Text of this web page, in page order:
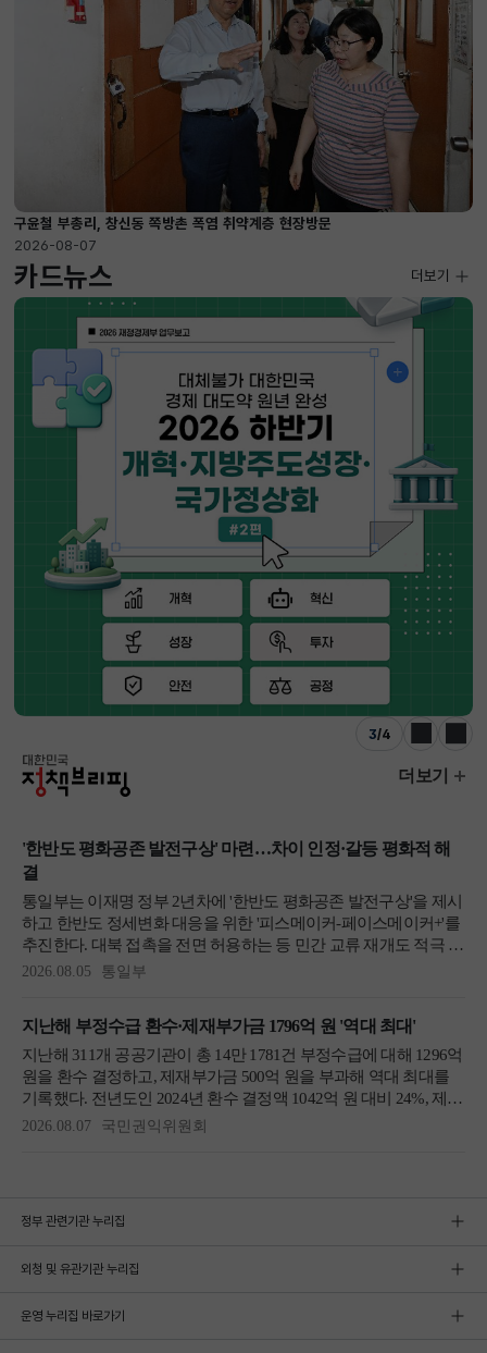
구윤철 부총리, 창신동 쪽방촌 폭염 취약계층 현장방문
2026-08-07
카드뉴스
3/4
이전 다음
더보기
정부 관련기관 누리집
외청 및 유관기관 누리집
운영 누리집 바로가기